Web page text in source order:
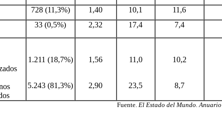
728 (11,3%) 1,40 10,1 11,6
33 (0,5%) 2,32 17,4 7,4
1.211 (18,7%)
5.243 (81,3%)
1,56
2,90
11,0
23,5
10,2
8,7
Fuente. El Estado del Mundo.